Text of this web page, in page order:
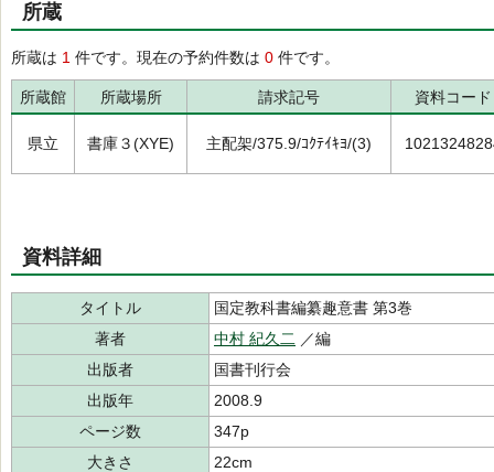
所蔵
所蔵は 1 件です。現在の予約件数は 0 件です。
所蔵館 所蔵場所 請求記号 資料コード
県立 書庫３(XYE) 主配架/375.9/ｺｸﾃｲｷﾖ/(3)
資料詳細
タイトル
国定教科書編纂趣意書 第3巻
著者
中村 紀久二 ／編
出版者
国書刊行会
出版年
2008.9
ページ数
347p
大きさ
22cm